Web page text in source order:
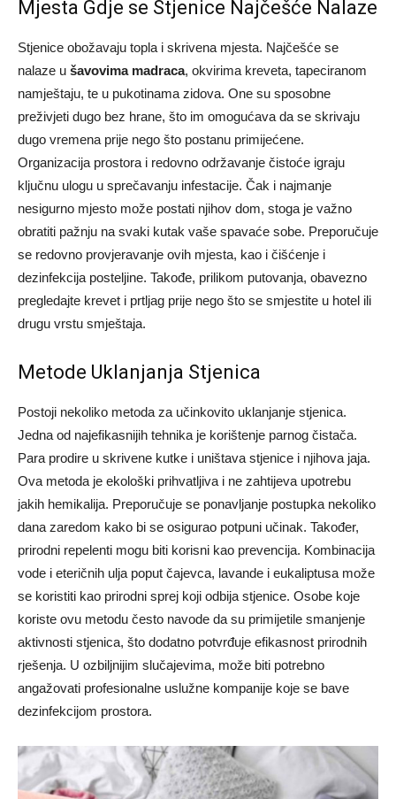
Mjesta Gdje se Stjenice Najčešće Nalaze
Stjenice obožavaju topla i skrivena mjesta. Najčešće se
nalaze u šavovima madraca, okvirima kreveta, tapeciranom
namještaju, te u pukotinama zidova. One su sposobne
preživjeti dugo bez hrane, što im omogućava da se skrivaju
dugo vremena prije nego što postanu primijećene.
Organizacija prostora i redovno održavanje čistoće igraju
ključnu ulogu u sprečavanju infestacije. Čak i najmanje
nesigurno mjesto može postati njihov dom, stoga je važno
obratiti pažnju na svaki kutak vaše spavaće sobe. Preporučuje
se redovno provjeravanje ovih mjesta, kao i čišćenje i
dezinfekcija posteljine. Takođe, prilikom putovanja, obavezno
pregledajte krevet i prtljag prije nego što se smjestite u hotel ili
drugu vrstu smještaja.
Metode Uklanjanja Stjenica
Postoji nekoliko metoda za učinkovito uklanjanje stjenica.
Jedna od najefikasnijih tehnika je korištenje parnog čistača.
Para prodire u skrivene kutke i uništava stjenice i njihova jaja.
Ova metoda je ekološki prihvatljiva i ne zahtijeva upotrebu
jakih hemikalija. Preporučuje se ponavljanje postupka nekoliko
dana zaredom kako bi se osigurao potpuni učinak. Također,
prirodni repelenti mogu biti korisni kao prevencija. Kombinacija
vode i eteričnih ulja poput čajevca, lavande i eukaliptusa može
se koristiti kao prirodni sprej koji odbija stjenice. Osobe koje
koriste ovu metodu često navode da su primijetile smanjenje
aktivnosti stjenica, što dodatno potvrđuje efikasnost prirodnih
rješenja. U ozbiljnijim slučajevima, može biti potrebno
angažovati profesionalne uslužne kompanije koje se bave
dezinfekcijom prostora.